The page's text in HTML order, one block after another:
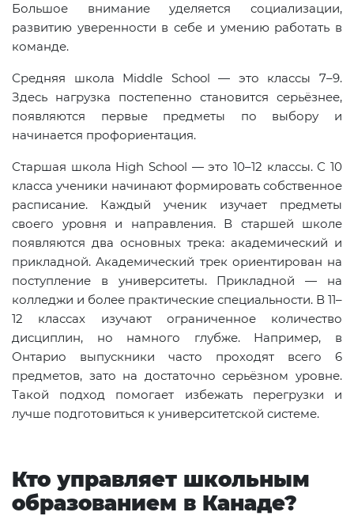
Большое внимание уделяется социализации,
развитию уверенности в себе и умению работать в
команде.
Средняя школа Middle School — это классы 7–9.
Здесь нагрузка постепенно становится серьёзнее,
появляются первые предметы по выбору и
начинается профориентация.
Старшая школа High School — это 10–12 классы. С 10
класса ученики начинают формировать собственное
расписание. Каждый ученик изучает предметы
своего уровня и направления. В старшей школе
появляются два основных трека: академический и
прикладной. Академический трек ориентирован на
поступление в университеты. Прикладной — на
колледжи и более практические специальности. В 11–
12 классах изучают ограниченное количество
дисциплин, но намного глубже. Например, в
Онтарио выпускники часто проходят всего 6
предметов, зато на достаточно серьёзном уровне.
Такой подход помогает избежать перегрузки и
лучше подготовиться к университетской системе.
Кто управляет школьным
образованием в Канаде?